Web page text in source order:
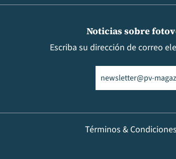
Noticias sobre
Escriba su dirección de correo
(Obligatorio)
Términos & Condiciones